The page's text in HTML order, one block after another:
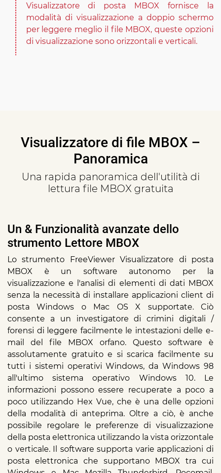
Visualizzatore di posta MBOX fornisce la
modalità di visualizzazione a doppio schermo
per leggere meglio il file MBOX, queste opzioni
di visualizzazione sono orizzontali e verticali.
Visualizzatore di file MBOX –
Panoramica
Una rapida panoramica dell'utilità di
lettura file MBOX gratuita
Un & Funzionalità avanzate dello
strumento Lettore MBOX
Lo strumento FreeViewer Visualizzatore di posta
MBOX è un software autonomo per la
visualizzazione e l'analisi di elementi di dati MBOX
senza la necessità di installare applicazioni client di
posta Windows o Mac OS X supportate. Ciò
consente a un investigatore di crimini digitali /
forensi di leggere facilmente le intestazioni delle e-
mail del file MBOX orfano. Questo software è
assolutamente gratuito e si scarica facilmente su
tutti i sistemi operativi Windows, da Windows 98
all'ultimo sistema operativo Windows 10. Le
informazioni possono essere recuperate a poco a
poco utilizzando Hex Vue, che è una delle opzioni
della modalità di anteprima. Oltre a ciò, è anche
possibile regolare le preferenze di visualizzazione
della posta elettronica utilizzando la vista orizzontale
o verticale. Il software supporta varie applicazioni di
posta elettronica che supportano MBOX tra cui